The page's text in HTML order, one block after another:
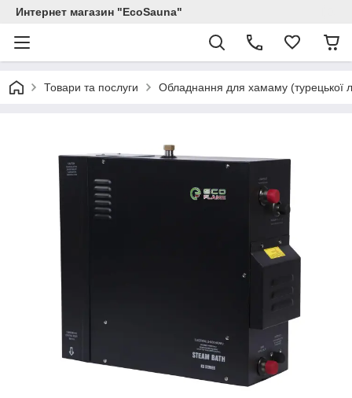
Интернет магазин "EcoSauna"
Товари та послуги Обладнання для хамаму (турецької